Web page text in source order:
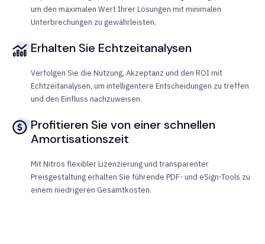
um den maximalen Wert Ihrer Lösungen mit minimalen
Unterbrechungen zu gewährleisten.
Erhalten Sie Echtzeitanalysen
Verfolgen Sie die Nutzung, Akzeptanz und den ROI mit
Echtzeitanalysen, um intelligentere Entscheidungen zu treffen
und den Einfluss nachzuweisen.
Profitieren Sie von einer schnellen
Amortisationszeit
Mit Nitros flexibler Lizenzierung und transparenter
Preisgestaltung erhalten Sie führende PDF- und eSign-Tools zu
einem niedrigeren Gesamtkosten.